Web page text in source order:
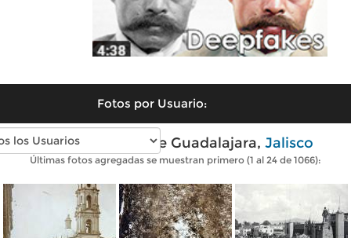
Fotos por Usuario:
Fotos antiguas de Guadalajara, Jalisco
Últimas fotos agregadas se muestran primero (1 al 24 de 1066):